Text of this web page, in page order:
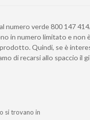
numero verde 800 147
in numero limitato e non
Quindi, se è
di recarsi allo spaccio il
si trovano in